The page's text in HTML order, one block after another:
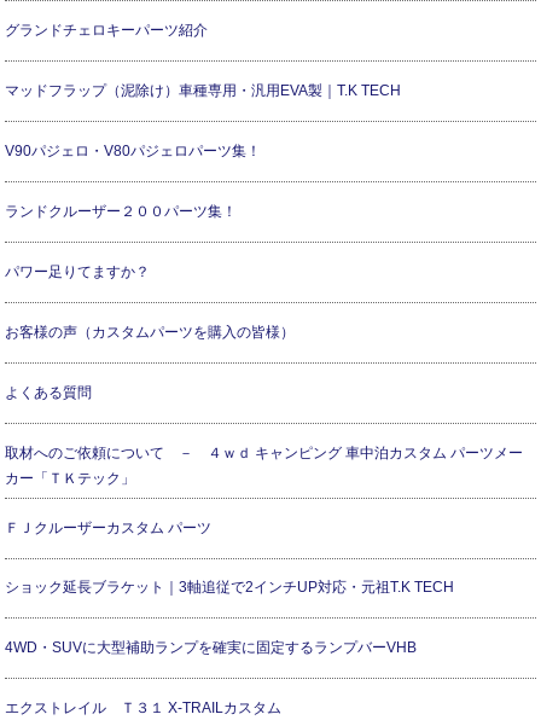
グランドチェロキーパーツ紹介
マッドフラップ（泥除け）車種専用・汎用EVA製｜T.K TECH
V90パジェロ・V80パジェロパーツ集！
ランドクルーザー２００パーツ集！
パワー足りてますか？
お客様の声（カスタムパーツを購入の皆様）
よくある質問
取材へのご依頼について － ４ｗｄ キャンピング 車中泊カスタム パーツメー
カー「ＴＫテック」
ＦＪクルーザーカスタム パーツ
ショック延長ブラケット｜3軸追従で2インチUP対応・元祖T.K TECH
4WD・SUVに大型補助ランプを確実に固定するランプバーVHB
エクストレイル Ｔ３１ X-TRAILカスタム